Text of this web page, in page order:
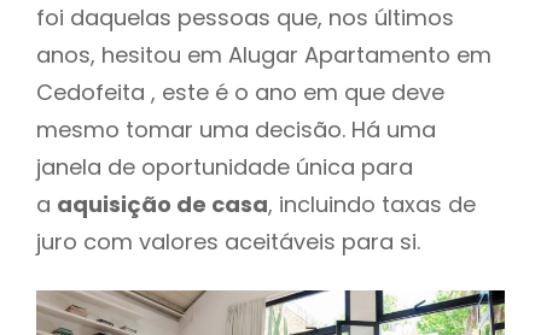
foi daquelas pessoas que, nos últimos
anos, hesitou em Alugar Apartamento em
Cedofeita , este é o ano em que deve
mesmo tomar uma decisão. Há uma
janela de oportunidade única para
a aquisição de casa, incluindo taxas de
juro com valores aceitáveis para si.